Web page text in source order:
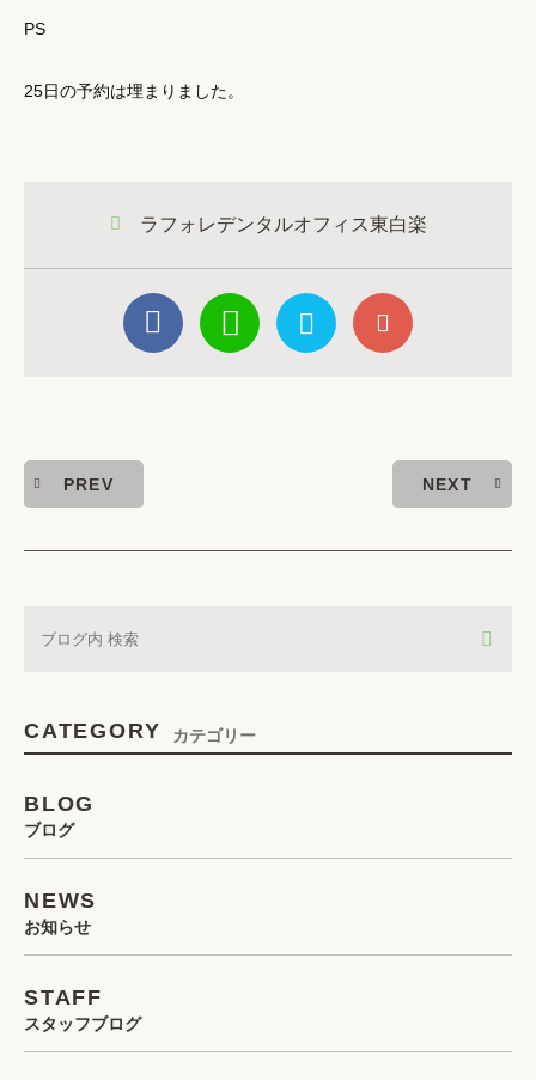
PS
25日の予約は埋まりました。
ラフォレデンタルオフィス東白楽
PREV NEXT
CATEGORY カテゴリー
BLOG
ブログ
NEWS
お知らせ
STAFF
スタッフブログ